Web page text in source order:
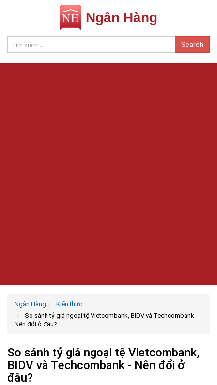
Ngân Hàng
Search
Ngân Hàng
Kiến thức
So sánh tỷ giá ngoại tệ Vietcombank, BIDV và Techcombank -
Nên đổi ở đâu?
So sánh tỷ giá ngoại tệ Vietcombank,
BIDV và Techcombank - Nên đổi ở
đâu?